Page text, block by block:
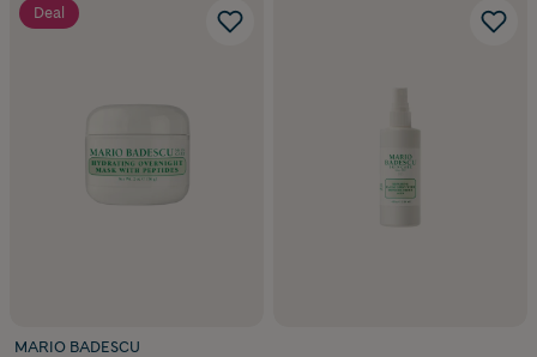
Deal
MARIO BADESCU